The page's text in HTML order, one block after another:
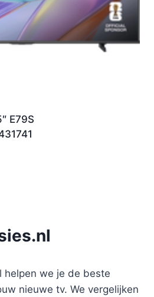
E79S
helpen we je de beste
nieuwe tv. We vergelijken